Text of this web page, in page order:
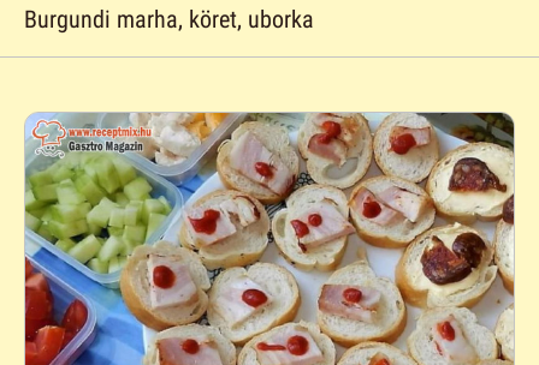
Burgundi marha, köret, uborka